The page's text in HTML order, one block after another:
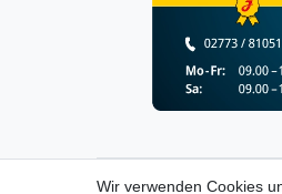
Wir verwenden Cookies